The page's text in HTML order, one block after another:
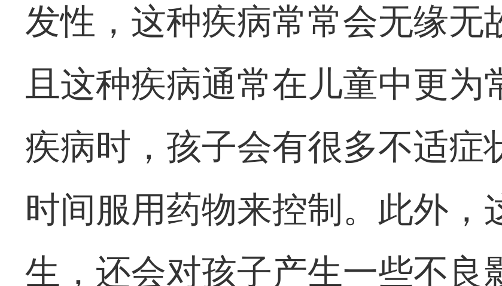
发性，这种疾病常常会无缘无
且这种疾病通常在儿童中更为
疾病时，孩子会有很多不适症
时间服用药物来控制。此外，
生，还会对孩子产生一些不良